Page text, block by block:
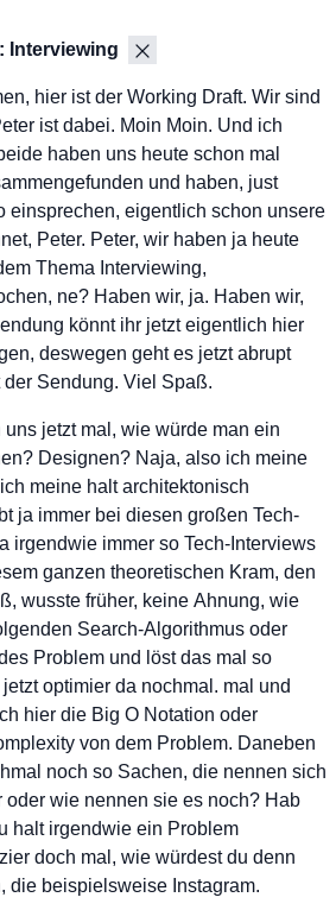
Interviewing
hier ist der Working Draft. Wir sind
ist dabei. Moin Moin. Und ich
haben uns heute schon mal
und haben, just
einsprechen, eigentlich schon unsere
Peter. Peter, wir haben ja heute
Thema Interviewing,
ne? Haben wir, ja. Haben wir,
könnt ihr jetzt eigentlich hier
deswegen geht es jetzt abrupt
der Sendung. Viel Spaß.
uns jetzt mal, wie würde man ein
Designen? Naja, also ich meine
ich meine halt architektonisch
ja immer bei diesen großen Tech-
irgendwie immer so Tech-Interviews
ganzen theoretischen Kram, den
wusste früher, keine Ahnung, wie
Search-Algorithmus oder
Problem und löst das mal so
jetzt optimier da nochmal. mal und
hier die Big O Notation oder
von dem Problem. Daneben
noch so Sachen, die nennen sich
oder wie nennen sie es noch? Hab
halt irgendwie ein Problem
doch mal, wie würdest du denn
die beispielsweise Instagram.